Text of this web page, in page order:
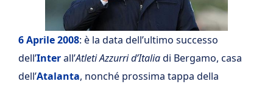
6 Aprile 2008: è la data dell’ultimo successo
dell’Interall’Atleti Azzurri d’Italiadi Bergamo, casa
dell’Atalanta, nonché prossima tappa della